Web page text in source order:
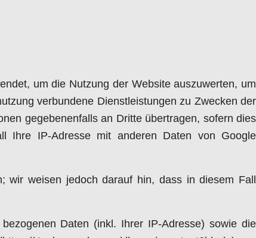
um die Nutzung der Website auszuwerten, um
verbundene Dienstleistungen zu Zwecken der
gegebenenfalls an Dritte übertragen, sofern dies
Ihre IP-Adresse mit anderen Daten von Google
wir weisen jedoch darauf hin, dass in diesem Fall
Daten (inkl. Ihrer IP-Adresse) sowie die